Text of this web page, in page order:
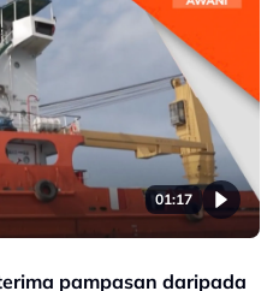
01:17
pampasan daripada